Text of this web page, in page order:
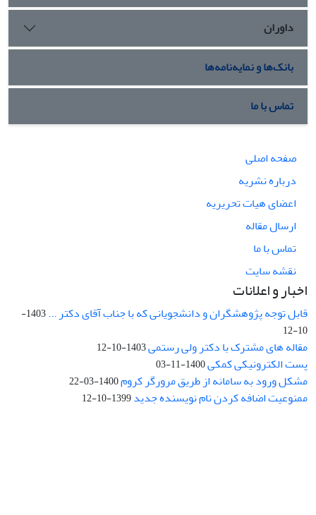
داوران
بانک‌ها و نمایه‌نامه‌ها
تماس با ما
صفحه اصلی
درباره نشریه
اعضای هیات تحریریه
ارسال مقاله
تماس با ما
نقشه سایت
اخبار و اعلانات
قابل توجه پژوهشگران و دانشجویانی که با جناب آقای دکتر ...
1403-
10-12
مقاله های مشترک با دکتر ولی رستمی1403-10-12
پست الکترونیکی کمکی1400-11-03
مشکل ورود به سامانه از طریق مرورگر کروم1400-03-22
ممنوعیت اضافه کردن نام نویسنده جدید1399-10-12